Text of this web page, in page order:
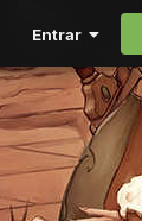
Entrar